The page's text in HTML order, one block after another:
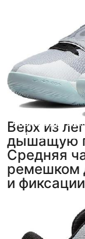
Верх из
дышащую
Александр
5
фотоиз отзыва
Анонимный
фотоиз отзыва
Средняя
ремешком
и